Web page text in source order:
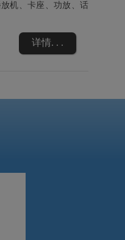
机、卡座、功放、话
详情. . .